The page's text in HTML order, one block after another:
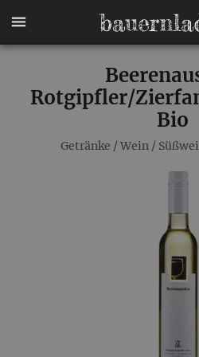
Rotgipfler/
Bio
Getränke / Wein /